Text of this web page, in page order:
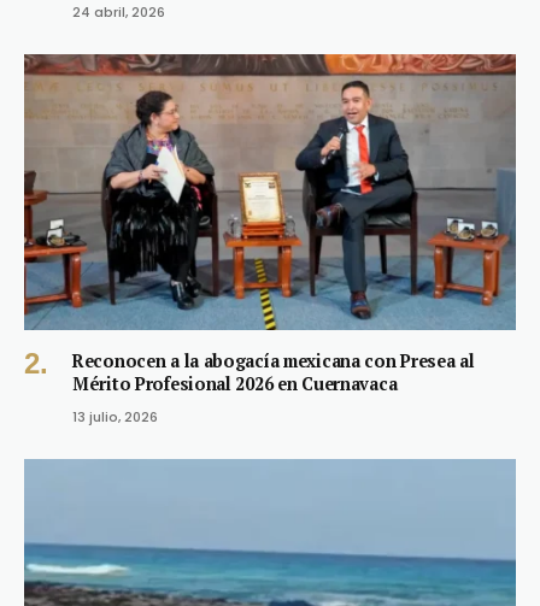
24 abril, 2026
Reconocen a la abogacía mexicana con Presea al
Mérito Profesional 2026 en Cuernavaca
13 julio, 2026